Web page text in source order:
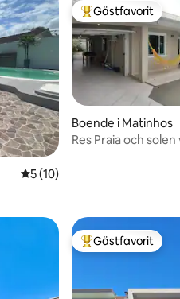
5 av 5 i genomsnittligt betyg,
5 (10)
Populär
Gästfavorit
Boende i Matinhos
Res Praia och
Populär gästfavorit
Gästfavorit